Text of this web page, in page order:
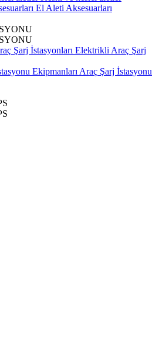
El Aleti Aksesuarları
Elektrikli Araç Şarj
Araç Şarj İstasyonu